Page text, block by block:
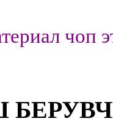
чоп